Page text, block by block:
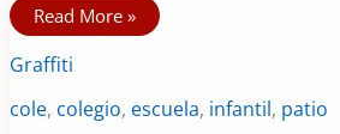
Graffiti
colegio,
y
mural
infantil
Read More »
Graffiti
cole, colegio, escuela, infantil, patio